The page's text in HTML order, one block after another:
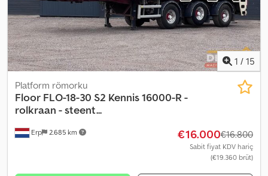
1 / 15
Erp 2.685 km
Platform römorku
Floor FLO-18-30 S2 Kennis 16000-R -
rolkraan - steent...
€16.000€16.800
Sabit fiyat KDV hariç
(€19.360 brüt)